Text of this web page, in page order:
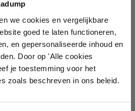
we cookies en vergelijkbare
goed te laten functioneren,
en gepersonaliseerde inhoud en
Door op 'Alle cookies
je toestemming voor het
zoals beschreven in ons beleid.
in onze 1000 m²
door 21 volledig ingerichte
– van compact tot luxe. Onze
je persoonlijk, en je vindt
uit voorraad. Gratis parkeren
eigen terrein.